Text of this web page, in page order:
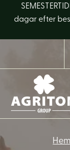
dagar efter
Hem